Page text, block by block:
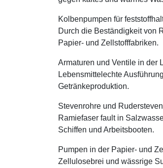
Kolbenpumpen für
Durch die Beständigkeit von
Papier- und Zellstofffabriken.
Armaturen und Ventile in der
Lebensmittelechte
Getränkeproduktion.
Stevenrohre und
Ramiefaser fault in
Schiffen und Arbeitsbooten.
Pumpen in der Papier- und
Zellulosebrei und wässrige